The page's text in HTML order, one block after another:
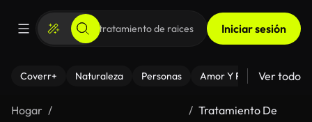
Iniciar sesión
Coverr+ Naturaleza Personas Amor Y Relaciones
Ver todo
Hogar
Tratamiento De